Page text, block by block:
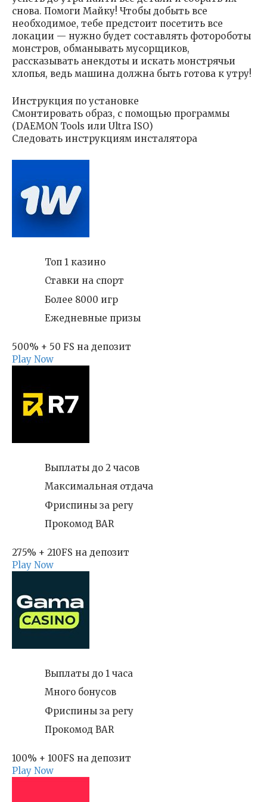
снова. Помоги Майку! Чтобы добыть все
необходимое, тебе предстоит посетить все
локации — нужно будет составлять фотороботы
монстров, обманывать мусорщиков,
рассказывать анекдоты и искать монстрячьи
хлопья, ведь машина должна быть готова к утру!
Инструкция по установке
Смонтировать образ, с помощью программы
(DAEMON Tools или Ultra ISO)
Следовать инструкциям инсталятора
Топ 1 казино
Ставки на спорт
Более 8000 игр
Ежедневные призы
500% + 50 FS на депозит
Play Now
Выплаты до 2 часов
Максимальная отдача
Фриспины за регу
Прокомод BAR
275% + 210FS на депозит
Play Now
Выплаты до 1 часа
Много бонусов
Фриспины за регу
Прокомод BAR
100% + 100FS на депозит
Play Now